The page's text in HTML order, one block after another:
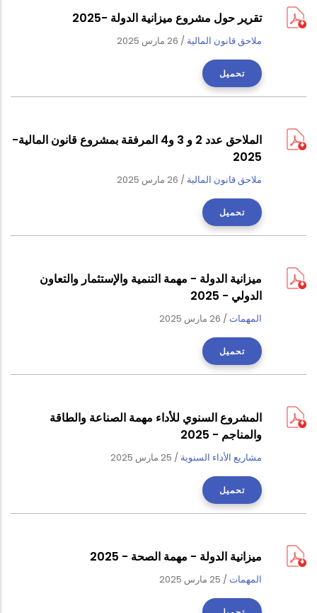
تقرير حول مشروع ميزانية الدولة -2025
ملاحق قانون المالية / 26 مارس 2025
تحميل
الملاحق عدد 2 و 3 و4 المرفقة بمشروع قانون المالية-
2025
ملاحق قانون المالية / 26 مارس 2025
تحميل
ميزانية الدولة - مهمة التنمية والإستثمار والتعاون
الدولي - 2025
المهمات/ 26 مارس 2025
تحميل
المشروع السنوي للأداء مهمة الصناعة والطاقة
والمناجم - 2025
مشاريع الأداء السنوية / 25 مارس 2025
تحميل
ميزانية الدولة - مهمة الصحة - 2025
المهمات/ 25 مارس 2025